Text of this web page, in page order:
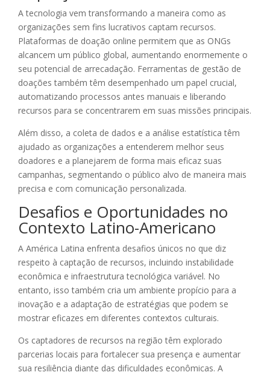
A tecnologia vem transformando a maneira como as
organizações sem fins lucrativos captam recursos.
Plataformas de doação online permitem que as ONGs
alcancem um público global, aumentando enormemente o
seu potencial de arrecadação. Ferramentas de gestão de
doações também têm desempenhado um papel crucial,
automatizando processos antes manuais e liberando
recursos para se concentrarem em suas missões principais.
Além disso, a coleta de dados e a análise estatística têm
ajudado as organizações a entenderem melhor seus
doadores e a planejarem de forma mais eficaz suas
campanhas, segmentando o público alvo de maneira mais
precisa e com comunicação personalizada.
Desafios e Oportunidades no
Contexto Latino-Americano
A América Latina enfrenta desafios únicos no que diz
respeito à captação de recursos, incluindo instabilidade
econômica e infraestrutura tecnológica variável. No
entanto, isso também cria um ambiente propício para a
inovação e a adaptação de estratégias que podem se
mostrar eficazes em diferentes contextos culturais.
Os captadores de recursos na região têm explorado
parcerias locais para fortalecer sua presença e aumentar
sua resiliência diante das dificuldades econômicas. A